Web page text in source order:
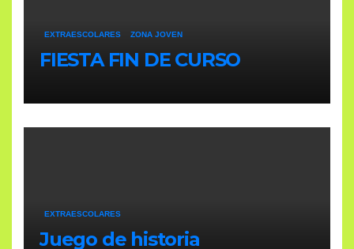
EXTRAESCOLARES ZONA JOVEN
FIESTA FIN DE CURSO
EXTRAESCOLARES
Juego de historia